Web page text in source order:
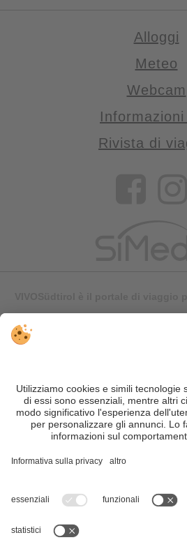
Alloggi
Meteo
Webcam
Rivista di
contenuti, si possono verificare
correttezza e la completezza di
motivi di sicurezza, si prega di
direttamente sul posto
Sitemap| Editoria& Direttiva privacy |